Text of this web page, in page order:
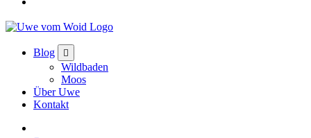
Blog
Wildbaden
Moos
Über Uwe
Kontakt